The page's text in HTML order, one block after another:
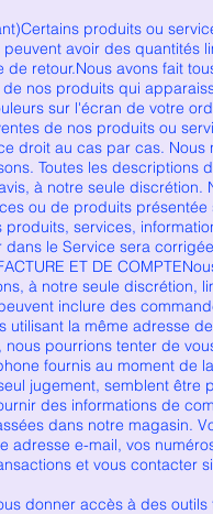
produits ou
avoir des quantités
retour.Nous avons fait
nos produits qui
sur l'écran de votre
de nos produits ou
droit au cas par cas. Nous
Toutes les descriptions
à notre seule discrétion.
ou de produits présentée
services,
le Service sera
ET DE
à notre seule discrétion,
inclure des
la même adresse
pourrions tenter de
fournis au moment de
jugement, semblent être
des informations de
dans notre magasin.
adresse e-mail, vos
et vous contacter
donner accès à des